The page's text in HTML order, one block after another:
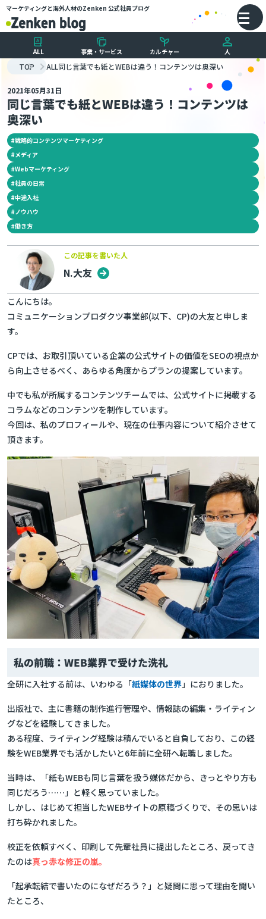
メインコンテンツにスキップ
マーケティングと海外人材のZenken 公式社員ブログ
ALL 事業・サービス カルチャー 人
TOP ALL同じ言葉でも紙とWEBは違う！コンテンツは奥深い
同じ言葉でも紙とWEBは違う！コンテンツは
奥深い
2021年05月31日
#戦略的コンテンツマーケティング
#メディア
#Webマーケティング
#社員の日常
#中途入社
#ノウハウ
#働き方
この記事を書いた人
N.大友
こんにちは。
コミュニケーションプロダクツ事業部(以下、CP)の大友と申しま
す。
CPでは、お取引頂いている企業の公式サイトの価値をSEOの視点か
ら向上させるべく、あらゆる角度からプランの提案しています。
中でも私が所属するコンテンツチームでは、公式サイトに掲載する
コラムなどのコンテンツを制作しています。
今回は、私のプロフィールや、現在の仕事内容について紹介させて
頂きます。
私の前職：WEB業界で受けた洗礼
全研に入社する前は、いわゆる「紙媒体の世界」におりました。
出版社で、主に書籍の制作進行管理や、情報誌の編集・ライティン
グなどを経験してきました。
ある程度、ライティング経験は積んでいると自負しており、この経
験をWEB業界でも活かしたいと6年前に全研へ転職しました。
当時は、「紙もWEBも同じ言葉を扱う媒体だから、きっとやり方も
同じだろう……」と軽く思っていました。
しかし、はじめて担当したWEBサイトの原稿づくりで、その思いは
打ち砕かれました。
校正を依頼すべく、印刷して先輩社員に提出したところ、戻ってき
たのは真っ赤な修正の嵐。
「起承転結で書いたのになぜだろう？」と疑問に思って理由を聞い
たところ、